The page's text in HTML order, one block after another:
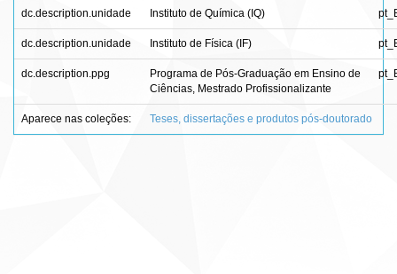
dc.description.unidade Instituto de Química (IQ)
dc.description.unidade Instituto de Física (IF)
dc.description.ppg
Programa de Pós-Graduação em Ensino de
Ciências, Mestrado Profissionalizante
Aparece nas coleções: Teses, dissertações e produtos pós-doutorado